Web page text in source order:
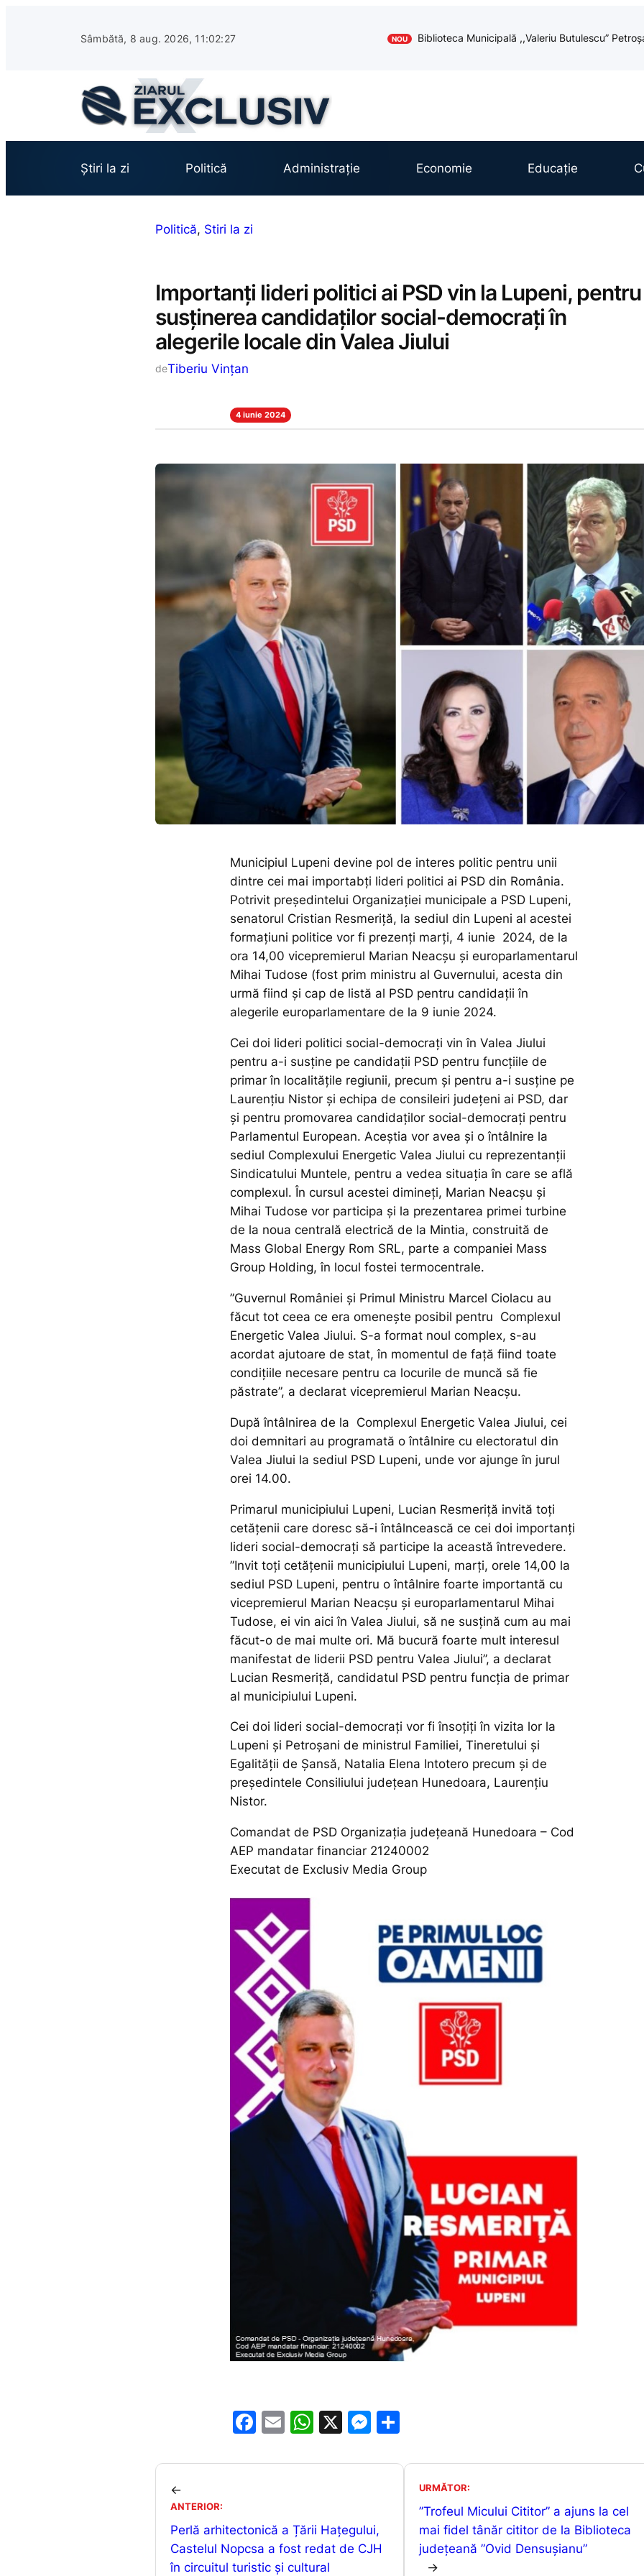
Sâmbătă, 8 aug. 2026, 11:02:28 NOU Biblioteca Municipală ,,Valeriu Butulescu”
Știri la zi Politică Administrație Economie Educație
Politică, Stiri la zi
Importanți lideri politici ai PSD vin la Lupeni, pentru
susținerea candidaților social-democrați în
alegerile locale din Valea Jiului
deTiberiu Vințan
4 iunie 2024
Municipiul Lupeni devine pol de interes politic pentru unii
dintre cei mai importabți lideri politici ai PSD din România.
Potrivit președintelui Organizației municipale a PSD Lupeni,
senatorul Cristian Resmeriță, la sediul din Lupeni al acestei
formațiuni politice vor fi prezenți marți, 4 iunie 2024, de la
ora 14,00 vicepremierul Marian Neacșu și europarlamentarul
Mihai Tudose (fost prim ministru al Guvernului, acesta din
urmă fiind și cap de listă al PSD pentru candidații în
alegerile europarlamentare de la 9 iunie 2024.
Cei doi lideri politici social-democrați vin în Valea Jiului
pentru a-i susține pe candidații PSD pentru funcțiile de
primar în localitățile regiunii, precum și pentru a-i susține pe
Laurențiu Nistor și echipa de consileiri județeni ai PSD, dar
și pentru promovarea candidaților social-democrați pentru
Parlamentul European. Aceștia vor avea și o întâlnire la
sediul Complexului Energetic Valea Jiului cu reprezentanții
Sindicatului Muntele, pentru a vedea situația în care se află
complexul. În cursul acestei dimineți, Marian Neacșu și
Mihai Tudose vor participa și la prezentarea primei turbine
de la noua centrală electrică de la Mintia, construită de
Mass Global Energy Rom SRL, parte a companiei Mass
Group Holding, în locul fostei termocentrale.
”Guvernul României și Primul Ministru Marcel Ciolacu au
făcut tot ceea ce era omenește posibil pentru Complexul
Energetic Valea Jiului. S-a format noul complex, s-au
acordat ajutoare de stat, în momentul de față fiind toate
condițiile necesare pentru ca locurile de muncă să fie
păstrate”, a declarat vicepremierul Marian Neacșu.
După întâlnirea de la Complexul Energetic Valea Jiului, cei
doi demnitari au programată o întâlnire cu electoratul din
Valea Jiului la sediul PSD Lupeni, unde vor ajunge în jurul
orei 14.00.
Primarul municipiului Lupeni, Lucian Resmeriță invită toți
cetățenii care doresc să-i întâlncească ce cei doi importanți
lideri social-democrați să participe la această întrevedere.
”Invit toți cetățenii municipiului Lupeni, marți, orele 14,00 la
sediul PSD Lupeni, pentru o întâlnire foarte importantă cu
vicepremierul Marian Neacșu și europarlamentarul Mihai
Tudose, ei vin aici în Valea Jiului, să ne susțină cum au mai
făcut-o de mai multe ori. Mă bucură foarte mult interesul
manifestat de liderii PSD pentru Valea Jiului”, a declarat
Lucian Resmeriță, candidatul PSD pentru funcția de primar
al municipiului Lupeni.
Cei doi lideri social-democrați vor fi însoțiți în vizita lor la
Lupeni și Petroșani de ministrul Familiei, Tineretului și
Egalității de Șansă, Natalia Elena Intotero precum și de
președintele Consiliului județean Hunedoara, Laurențiu
Nistor.
Comandat de PSD Organizația județeană Hunedoara – Cod
AEP mandatar financiar 21240002
Executat de Exclusiv Media Group
F
c
o
o
E
ai
W
at
p
p
X
M
s
n
g
ta
←
ANTERIOR:
Perlă arhitectonică a Țării Hațegului,
Castelul Nopcsa a fost redat de CJH
în circuitul turistic și cultural
URMĂTOR:
”Trofeul Micului Cititor” a ajuns la cel
mai fidel tânăr cititor de la Biblioteca
județeană ”Ovid Densușianu”
→